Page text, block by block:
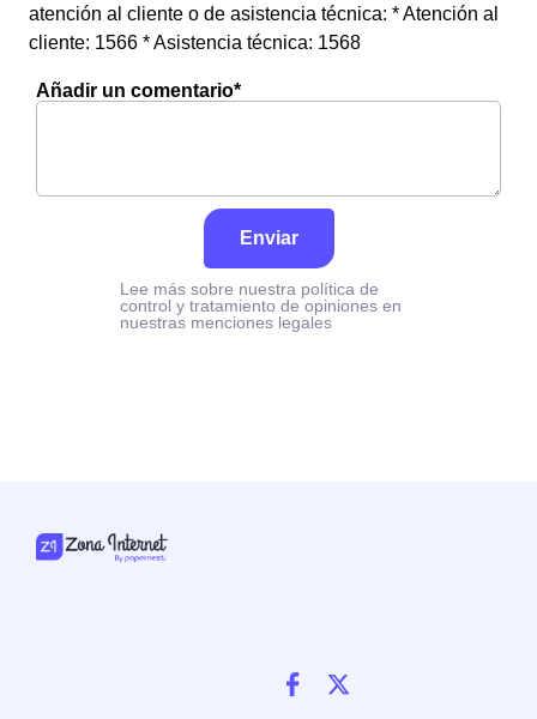
atención al cliente o de asistencia técnica: * Atención al
cliente: 1566 * Asistencia técnica: 1568
Añadir un comentario*
Enviar
Lee más sobre nuestra política de
control y tratamiento de opiniones en
nuestras menciones legales